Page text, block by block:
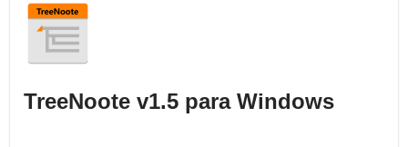
TreeNoote v1.5 para Windows